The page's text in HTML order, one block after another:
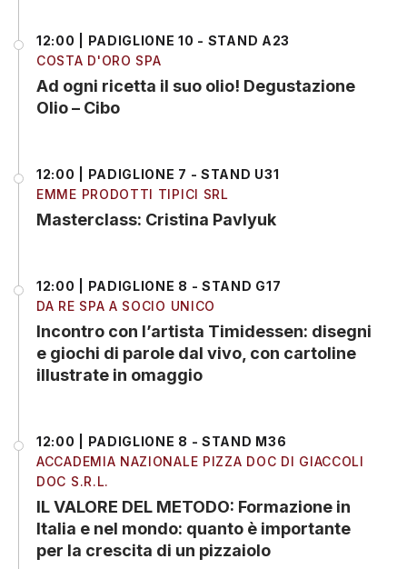
12:00 | PADIGLIONE 10 - STAND A23
COSTA D'ORO SPA
Ad ogni ricetta il suo olio! Degustazione
Olio – Cibo
12:00 | PADIGLIONE 7 - STAND U31
EMME PRODOTTI TIPICI SRL
Masterclass: Cristina Pavlyuk
12:00 | PADIGLIONE 8 - STAND G17
DA RE SPA A SOCIO UNICO
Incontro con l’artista Timidessen: disegni
e giochi di parole dal vivo, con cartoline
illustrate in omaggio
12:00 | PADIGLIONE 8 - STAND M36
ACCADEMIA NAZIONALE PIZZA DOC DI GIACCOLI
DOC S.R.L.
IL VALORE DEL METODO: Formazione in
Italia e nel mondo: quanto è importante
per la crescita di un pizzaiolo